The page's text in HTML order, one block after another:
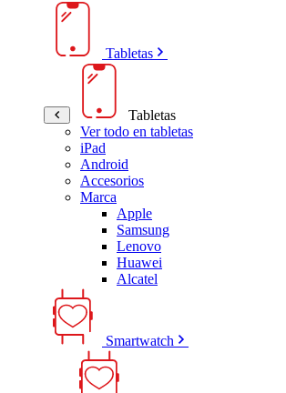
Tabletas
Tabletas
Ver todo en tabletas
iPad
Android
Accesorios
Marca
Apple
Samsung
Lenovo
Huawei
Alcatel
Smartwatch